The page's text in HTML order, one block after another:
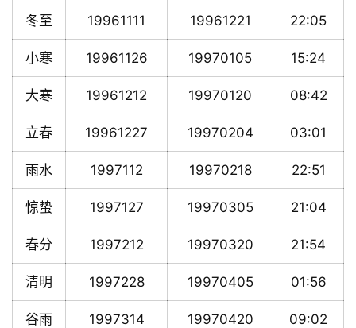
冬至 19961111 19961221 22:05
小寒 19961126 19970105 15:24
大寒 19961212 19970120 08:42
立春 19961227 19970204 03:01
雨水 1997112 19970218 22:51
惊蛰 1997127 19970305 21:04
春分 1997212 19970320 21:54
清明 1997228 19970405 01:56
谷雨 1997314 19970420 09:02